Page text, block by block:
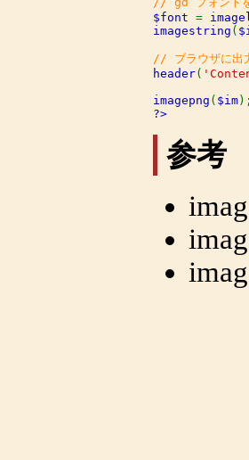
$font =
imagestring (
header(
imagepng ( $im
?>
参考